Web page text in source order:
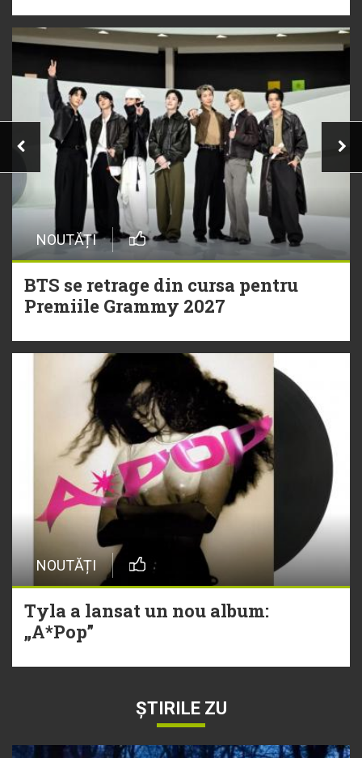
NOUTĂȚI
BTS se retrage din cursa pentru
Premiile Grammy 2027
NOUTĂȚI
Tyla a lansat un nou album:
„A*Pop”
ȘTIRILE ZU